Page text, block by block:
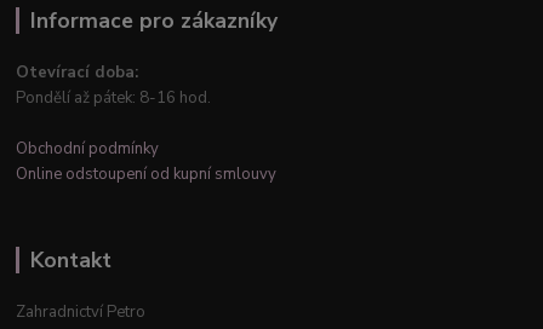
Informace pro zákazníky
Otevírací doba:
Pondělí až pátek: 8-16 hod.
Obchodní podmínky
Online odstoupení od kupní smlouvy
Kontakt
Zahradnictví Petro